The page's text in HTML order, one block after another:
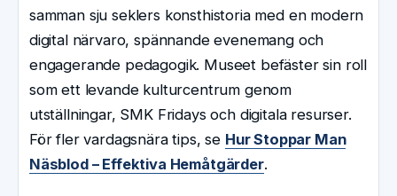
samman sju seklers konsthistoria med en modern
digital närvaro, spännande evenemang och
engagerande pedagogik. Museet befäster sin roll
som ett levande kulturcentrum genom
utställningar, SMK Fridays och digitala resurser.
För fler vardagsnära tips, se Hur Stoppar Man
Näsblod – Effektiva Hemåtgärder.